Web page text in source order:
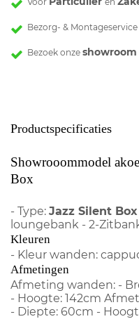
Bezorg- & Montageservice
Bezoek onze showroom
Productspecificaties
Showrooommodel
Box
- Type: Jazz Silent Box
loungebank - 2-
Kleuren
- Kleur wanden:
Afmetingen
Afmeting wanden: -
- Hoogte: 142cm
- Diepte: 60cm -